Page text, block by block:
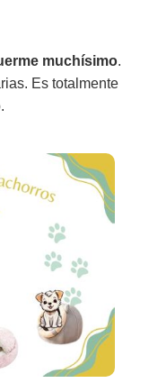
muchísimo.
Es totalmente